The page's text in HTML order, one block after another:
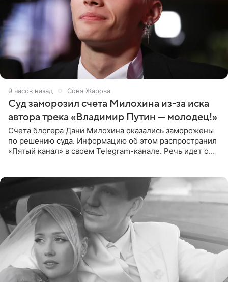
9 часов назад Соня Жарова
Суд заморозил счета Милохина из-за иска
автора трека «Владимир Путин — молодец!»
Счета блогера Дани Милохина оказались заморожены
по решению суда. Информацию об этом распространил
«Пятый канал» в своем Telegram-канале. Речь идет о